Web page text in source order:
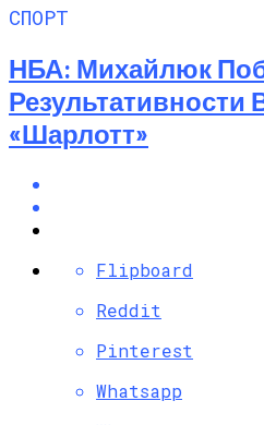
СПОРТ
НБА: Михайлюк
Результативности
«Шарлотт»
Flipboard
Reddit
Pinterest
Whatsapp